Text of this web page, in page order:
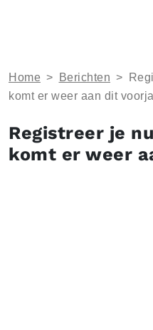
Home > Berichten >
komt er weer aan dit
Registreer je
komt er weer